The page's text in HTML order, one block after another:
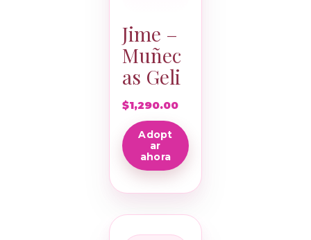
Jime –
Muñec
as Geli
$1,290.00
Adopt
ar
ahora